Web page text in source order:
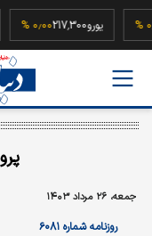
۰٫۰۰ % یورو217,300۰٫۰۰ %
جمعه، ۲۶ مرداد ۱۴۰۳
روزنامه شماره ۶۰۸۱